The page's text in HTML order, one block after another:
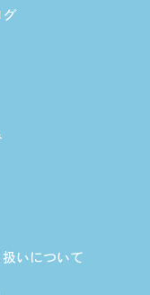
いについて